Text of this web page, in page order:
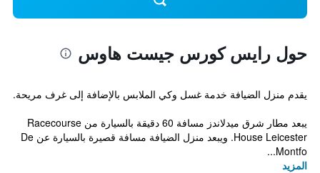
حول رايس كورس جيست هاوس
يقدم منزل الضيافة خدمة غسل وكي الملابس بالإضافة إلى غرف مريحة.
يبعد مطار شرق ميدلاندز مسافة 60 دقيقة بالسيارة من Racecourse
House Leicester. ويبعد منزل الضيافة مسافة قصيرة بالسيارة عن De
Montfo...
المزيد